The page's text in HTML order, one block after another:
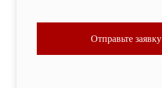
Отправьте заявку